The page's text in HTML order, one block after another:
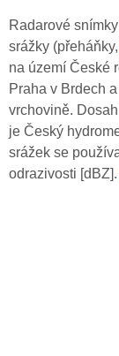
Radarové
srážky (přeháňky,
na území České
Praha v Brdech
vrchovině.
je Český
srážek se
odrazivosti [dBZ].